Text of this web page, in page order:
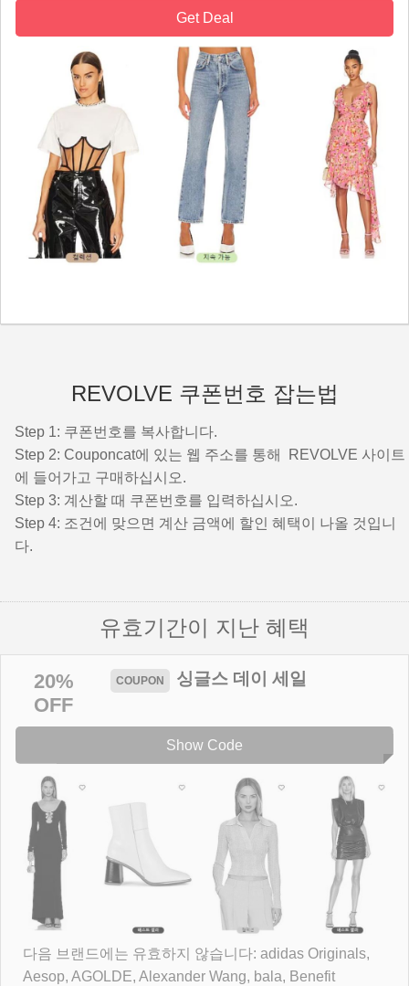
Get Deal
REVOLVE 쿠폰번호 잡는법
Step 1: 쿠폰번호를 복사합니다.
Step 2: Couponcat에 있는 웹 주소를 통해 REVOLVE 사이트
에 들어가고 구매하십시오.
Step 3: 계산할 때 쿠폰번호를 입력하십시오.
Step 4: 조건에 맞으면 계산 금액에 할인 혜택이 나올 것입니
다.
유효기간이 지난 혜택
20%
OFF
싱글스 데이 세일
Show Code
다음 브랜드에는 유효하지 않습니다: adidas Originals,
Aesop, AGOLDE, Alexander Wang, bala, Benefit